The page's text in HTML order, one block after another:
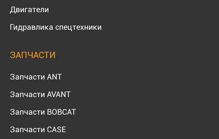
Двигатели
Гидравлика спецтехники
ЗАПЧАСТИ
Запчасти ANT
Запчасти AVANT
Запчасти BOBCAT
Запчасти CASE